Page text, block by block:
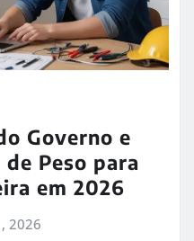
Governo e
Peso para
em 2026
2026